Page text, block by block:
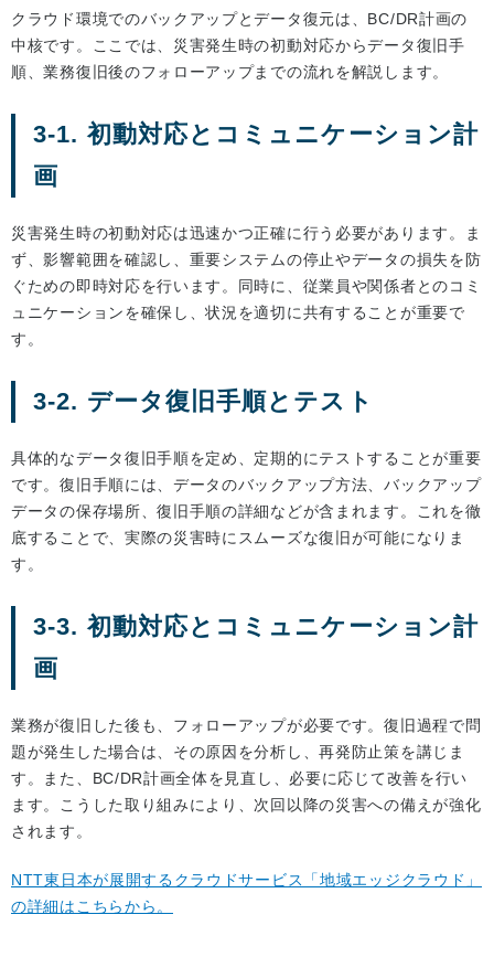
クラウド環境でのバックアップとデータ復元は、BC/DR計画の
中核です。ここでは、災害発生時の初動対応からデータ復旧手
順、業務復旧後のフォローアップまでの流れを解説します。
3-1. 初動対応とコミュニケーション計
画
災害発生時の初動対応は迅速かつ正確に行う必要があります。ま
ず、影響範囲を確認し、重要システムの停止やデータの損失を防
ぐための即時対応を行います。同時に、従業員や関係者とのコミ
ュニケーションを確保し、状況を適切に共有することが重要で
す。
3-2. データ復旧手順とテスト
具体的なデータ復旧手順を定め、定期的にテストすることが重要
です。復旧手順には、データのバックアップ方法、バックアップ
データの保存場所、復旧手順の詳細などが含まれます。これを徹
底することで、実際の災害時にスムーズな復旧が可能になりま
す。
3-3. 初動対応とコミュニケーション計
画
業務が復旧した後も、フォローアップが必要です。復旧過程で問
題が発生した場合は、その原因を分析し、再発防止策を講じま
す。また、BC/DR計画全体を見直し、必要に応じて改善を行い
ます。こうした取り組みにより、次回以降の災害への備えが強化
されます。
NTT東日本が展開するクラウドサービス「地域エッジクラウド」
の詳細はこちらから。